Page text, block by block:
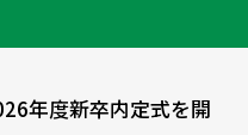
年度新卒内定式を開